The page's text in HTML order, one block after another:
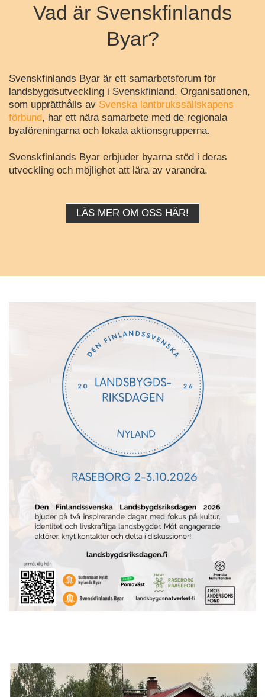
Vad är Svenskfinlands
Byar?
Svenskfinlands Byar är ett samarbetsforum för
landsbygdsutveckling i Svenskfinland. Organisationen,
som upprätthålls av Svenska lantbrukssällskapens
förbund, har ett nära samarbete med de regionala
byaföreningarna och lokala aktionsgrupperna.
Svenskfinlands Byar erbjuder byarna stöd i deras
utveckling och möjlighet att lära av varandra.
LÄS MER OM OSS HÄR!